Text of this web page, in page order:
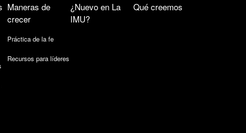
Maneras de
crecer
Práctica de la fe
Recursos para líderes
¿Nuevo en La
IMU?
Qué creemos